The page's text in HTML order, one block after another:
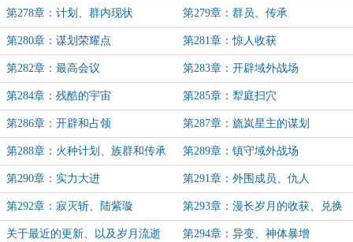
第278章：计划、群内现状 第279章：群员、传承
第280章：谋划荣耀点 第281章：惊人收获
第282章：最高会议 第283章：开辟域外战场
第284章：残酷的宇宙 第285章：犁庭扫穴
第286章：开辟和占领 第287章：旒岚星主的谋划
第288章：火种计划、族群和传承 第289章：镇守域外战场
第290章：实力大进 第291章：外围成员、仇人
第292章：寂灭斩、陆紫璇 第293章：漫长岁月的收获、兑换
宝物
关于最近的更新、以及岁月流逝 第294章：异变、神体暴增